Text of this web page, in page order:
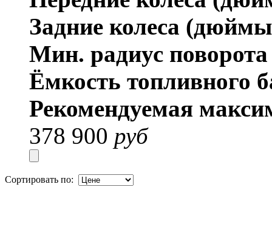
Задние колеса
Мин. радиус
Ёмкость топливного
Рекомендуемая
378 900 руб
Сортировать по: